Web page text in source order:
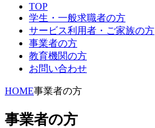
TOP
学生・一般求職者の方
サービス利用者・ご家族の方
事業者の方
教育機関の方
お問い合わせ
HOME事業者の方
事業者の方